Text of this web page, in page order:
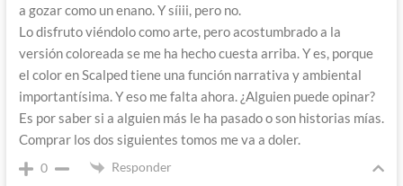
a gozar como un enano. Y síiii, pero no.
Lo disfruto viéndolo como arte, pero acostumbrado a la
versión coloreada se me ha hecho cuesta arriba. Y es, porque
el color en Scalped tiene una función narrativa y ambiental
importantísima. Y eso me falta ahora. ¿Alguien puede opinar?
Es por saber si a alguien más le ha pasado o son historias mías.
Comprar los dos siguientes tomos me va a doler.
0 Responder